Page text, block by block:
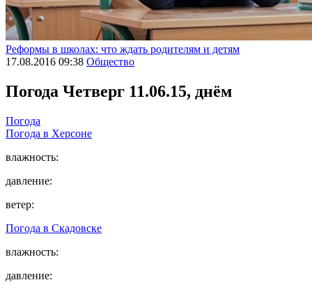
Реформы в школах: что ждать родителям и детям
17.08.2016 09:38 Общество
Погода Четверг 11.06.15, днём
Погода
Погода в Херсоне
влажность:
давление:
ветер:
Погода в Скадовске
влажность:
давление: